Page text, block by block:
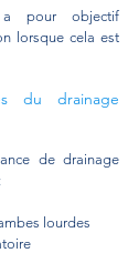
a pour objectif
lorsque cela est
du drainage
de drainage
lourdes